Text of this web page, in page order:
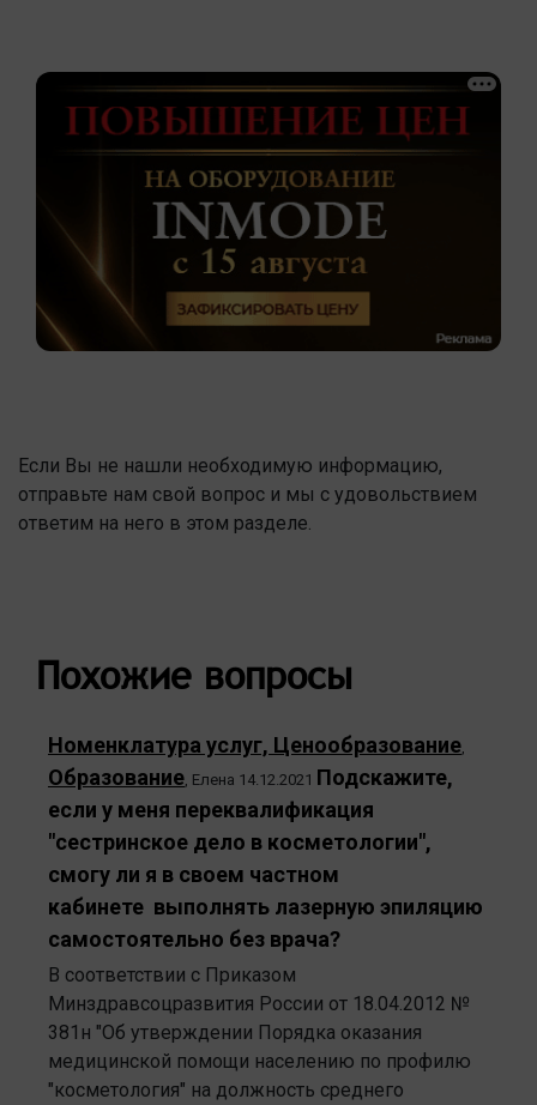
Если Вы не нашли необходимую информацию,
отправьте нам свой вопрос и мы с удовольствием
ответим на него в этом разделе.
Похожие вопросы
Номенклатура услуг, Ценообразование
Образование Елена 14.12.2021 Подскажите,
если у меня переквалификация
"сестринское дело в косметологии",
смогу ли я в своем частном
кабинете выполнять лазерную эпиляцию
самостоятельно без врача?
В соответствии с Приказом
Минздравсоцразвития России от 18.04.2012 №
381н "Об утверждении Порядка оказания
медицинской помощи населению по профилю
"косметология" на должность среднего